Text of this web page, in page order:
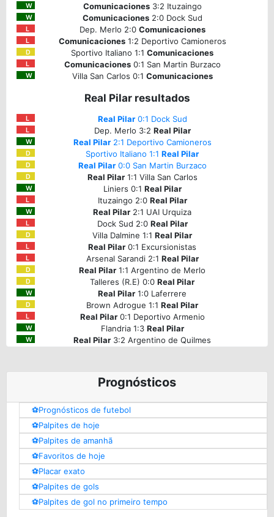
W Comunicaciones3:2 Ituzaingo
W Comunicaciones2:0 Dock Sud
L Dep. Merlo 2:0 Comunicaciones
L Comunicaciones1:2 Deportivo Camioneros
D Sportivo Italiano 1:1 Comunicaciones
L Comunicaciones0:1 San Martin Burzaco
W Villa San Carlos 0:1 Comunicaciones
Real Pilar resultados
L Real Pilar0:1 Dock Sud
L Dep. Merlo 3:2 Real Pilar
W Real Pilar2:1 Deportivo Camioneros
D Sportivo Italiano 1:1 Real Pilar
D Real Pilar0:0 San Martin Burzaco
D Real Pilar1:1 Villa San Carlos
W Liniers 0:1 Real Pilar
L Ituzaingo 2:0 Real Pilar
W Real Pilar 2:1 UAI Urquiza
L Dock Sud 2:0 Real Pilar
D Villa Dalmine 1:1 Real Pilar
L Real Pilar 0:1 Excursionistas
L Arsenal Sarandi 2:1 Real Pilar
D Real Pilar 1:1 Argentino de Merlo
D Talleres (R.E) 0:0 Real Pilar
W Real Pilar 1:0 Laferrere
D Brown Adrogue 1:1 Real Pilar
L Real Pilar0:1 Deportivo Armenio
W Flandria 1:3 Real Pilar
W Real Pilar 3:2 Argentino de Quilmes
Prognósticos
⚽️Prognósticos de futebol
⚽️Palpites de hoje
⚽️Palpites de amanhã
⚽️Favoritos de hoje
⚽️Placar exato
⚽️Palpites de gols
⚽️Palpites de gol no primeiro tempo